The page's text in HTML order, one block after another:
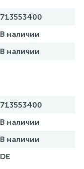
713553400
В наличии
В наличии
713553400
В наличии
В наличии
DE